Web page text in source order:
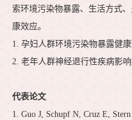
索环境污染物暴露、生活方式
康效应。
1. 孕妇人群环境污染物暴露健
2. 老年人群神经退行性疾病影
代表论文
1. Guo J, Schupf N, Cruz E,